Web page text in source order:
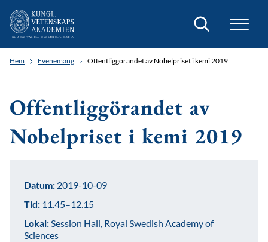
Sök
Hem Evenemang Offentliggörandet av Nobelpriset i kemi 2019
Offentliggörandet av
Nobelpriset i kemi 2019
Datum: 2019-10-09
Tid: 11.45–12.15
Lokal:Session Hall, Royal Swedish Academy of
Sciences